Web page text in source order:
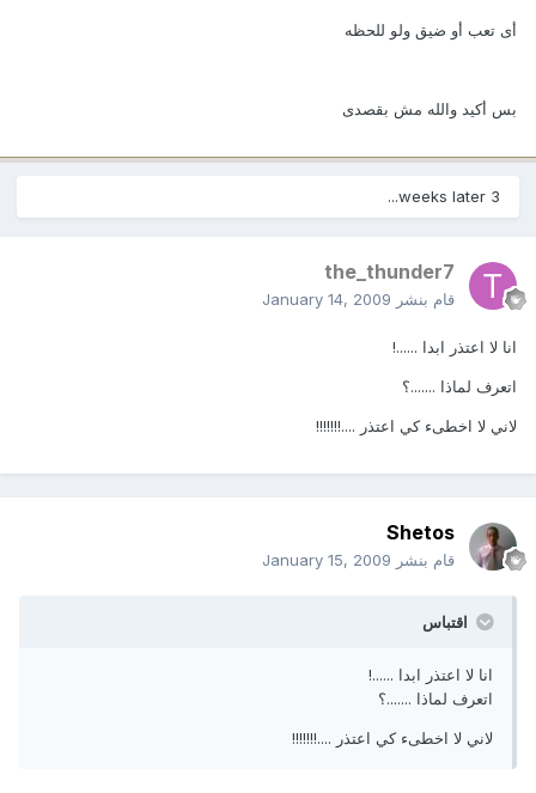
أى تعب أو ضيق ولو للحظه
بس أكيد والله مش بقصدى
3 weeks later...
the_thunder7
قام بنشر January 14, 2009
انا لا اعتذر ابدا ......!
اتعرف لماذا .......؟
لاني لا اخطىء كي اعتذر ....!!!!!!!
Shetos
قام بنشر January 15, 2009
اقتباس
انا لا اعتذر ابدا ......!
اتعرف لماذا .......؟
لاني لا اخطىء كي اعتذر ....!!!!!!!